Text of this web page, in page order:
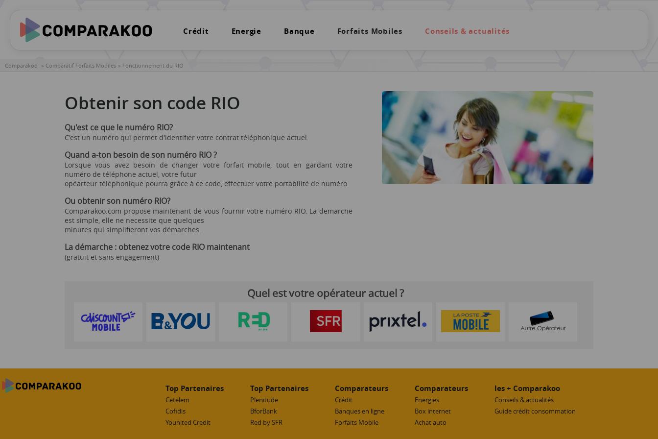
Crédit Energie Banque Forfaits Mobiles Conseils & actualités
Comparakoo Comparatif Forfaits Mobiles Fonctionnement du RIO
Obtenir son code RIO
Qu'est ce que le numéro RIO?
C'est un numéro qui permet d'identifier votre contrat téléphonique actuel.
Quand a-ton besoin de son numéro RIO ?
Lorsque vous avez besoin de changer votre forfait mobile, tout en gardant votre
numéro de téléphone actuel, votre futur
opéarteur téléphonique pourra grâce à ce code, effectuer votre portabilité de numéro.
Ou obtenir son numéro RIO?
Comparakoo.com propose maintenant de vous fournir votre numéro RIO. La demarche
est simple, elle ne necessite que quelques
minutes qui simplifieront vos démarches.
La démarche : obtenez votre code RIO maintenant
(gratuit et sans engagement)
Quel est votre opérateur actuel ?
Top Partenaires
Cetelem
Cofidis
Younited Credit
Top Partenaires
Plenitude
BforBank
Red by SFR
Comparateurs
Crédit
Banques en ligne
Forfaits Mobile
Comparateurs
Energies
Box internet
Achat auto
les + Comparakoo
Conseils & actualités
Guide crédit consommation